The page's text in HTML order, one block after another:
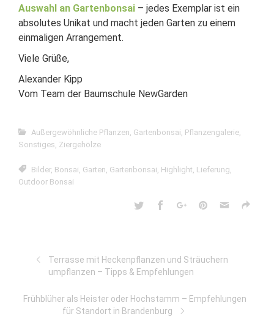
Auswahl an Gartenbonsai – jedes Exemplar ist ein
absolutes Unikat und macht jeden Garten zu einem
einmaligen Arrangement.
Viele Grüße,
Alexander Kipp
Vom Team der Baumschule NewGarden
Außergewöhnliche Pflanzen, Gartenbonsai, Pflanzengalerie,
Sonstiges, Ziergehölze
Bilder, Bonsai, Garten, Gartenbonsai, Highlight, Lieferung,
Outdoor Bonsai
Terrasse mit Heckenpflanzen und Sträuchern
umpflanzen – Tipps & Empfehlungen
Frühblüher als Heister oder Hochstamm – Empfehlungen
für Standort in Brandenburg